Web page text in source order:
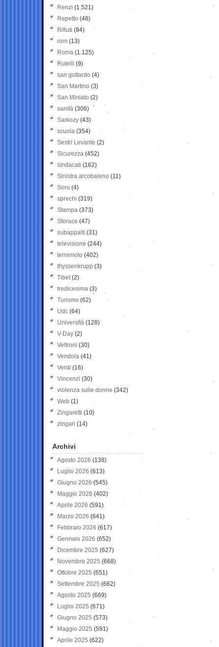
Renzi (1.521)
Repetto (46)
Rifiuti (84)
rom (13)
Roma (1.125)
Rutelli (9)
san gottardo (4)
San Martino (3)
San Miniato (2)
sanità (306)
Sarkozy (43)
scuola (354)
Sestri Levante (2)
Sicurezza (452)
sindacati (162)
Sinistra arcobaleno (11)
Soru (4)
sprechi (319)
Stampa (373)
Storace (47)
subappalti (31)
televisione(244)
terremoto (402)
thyssenkrupp (3)
Tibet(2)
tredicesima (3)
Turismo (62)
Udc (64)
Università (128)
V-Day (2)
Veltroni (30)
Vendola (41)
Verdi (16)
Vincenzi (30)
violenza sulle donne (342)
Web (1)
Zingaretti (10)
zingari (14)
Archivi
Agosto 2026 (138)
Luglio 2026 (613)
Giugno 2026 (545)
Maggio 2026 (402)
Aprile 2026 (591)
Marzo 2026 (641)
Febbraio 2026 (617)
Gennaio 2026 (652)
Dicembre 2025 (627)
Novembre 2025 (668)
Ottobre 2025 (651)
Settembre 2025 (662)
Agosto 2025 (669)
Luglio 2025 (671)
Giugno 2025 (573)
Maggio 2025 (591)
Aprile 2025 (622)